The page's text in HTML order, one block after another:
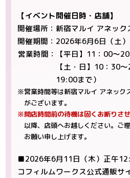
【イベント開催日時・店舗】
開催場所：新宿マルイ アネッ
開催期間：2026年6月6日（土
営業時間：
【平日】11：00～
【土・日】10：30
19:00まで）
※営業時間等は新宿マルイ アネック
がございます。
※開店時間前の待機は固くお断りさせ
以降、店頭へお越しください。ご
お願い申し上げます。
■2026年6月11日（木）正午
コフィルムワークス公式通販サ